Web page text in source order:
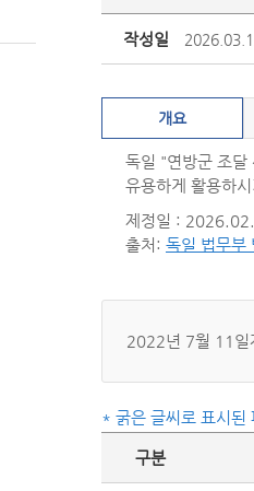
작성일
개요
독일 "연방군 조달
유용하게 활용하
제정일 :
출처: 독일 법무부
2022년 7월 11일
* 굵은 글씨로 표시된
구분